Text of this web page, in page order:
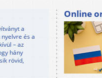
a
és a
– az
hány
rövid,
Online